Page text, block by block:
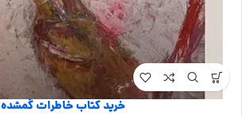
خرید کتاب خاطرات گمشده